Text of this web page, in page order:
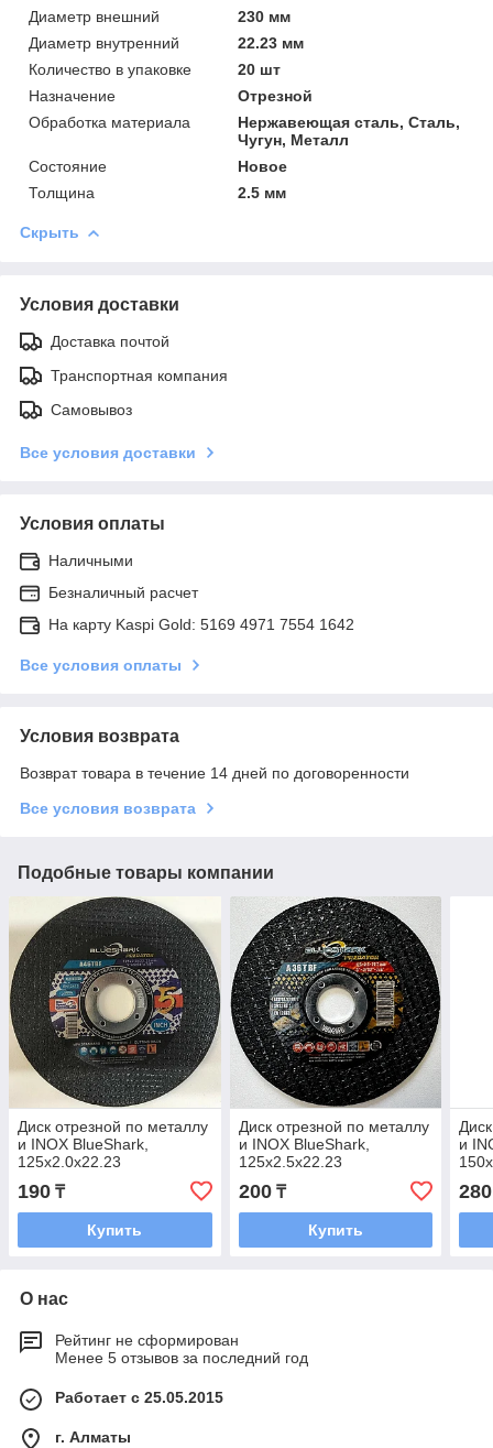
Диаметр внешний
230 мм
Диаметр внутренний
22.23 мм
Количество в упаковке
20 шт
Назначение
Отрезной
Обработка материала
Нержавеющая сталь, Сталь,
Чугун, Металл
Состояние
Новое
Толщина
2.5 мм
Скрыть
Условия доставки
Доставка почтой
Транспортная компания
Самовывоз
Все условия доставки
Условия оплаты
Наличными
Безналичный расчет
На карту Kaspi Gold: 5169 4971 7554 1642
Все условия оплаты
Условия возврата
Возврат товара в течение 14 дней по договоренности
Все условия возврата
Подобные товары компании
Диск отрезной по металлу
и INOX BlueShark,
125x2.0x22.23
190 ₸
Купить
Диск отрезной по металлу
и INOX BlueShark,
125x2.5x22.23
200₸
Купить
и
280
О нас
Рейтинг не сформирован
Менее 5 отзывов за последний год
Работает с 25.05.2015
г. Алматы